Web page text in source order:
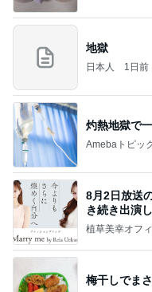
地獄
日本人 1日前
灼熱地獄で
Amebaトピッ
8月2日放送
き続き出演
植草美幸オフ
梅干しでま